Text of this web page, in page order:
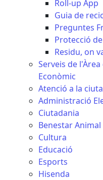
Roll-up App
Guia de
Preguntes
Protecció
Residu, on
Serveis de
Econòmic
Atenció a la
Administració
Ciutadania
Benestar Animal
Cultura
Educació
Esports
Hisenda